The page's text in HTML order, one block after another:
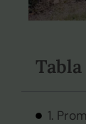
1.